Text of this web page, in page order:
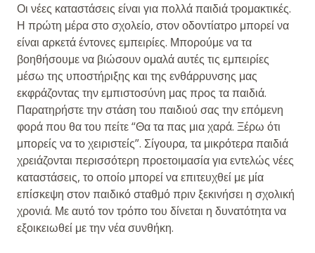
Οι νέες καταστάσεις είναι για πολλά παιδιά τρομακτικές.
Η πρώτη μέρα στο σχολείο, στον οδοντίατρο μπορεί να
είναι αρκετά έντονες εμπειρίες. Μπορούμε να τα
βοηθήσουμε να βιώσουν ομαλά αυτές τις εμπειρίες
μέσω της υποστήριξης και της ενθάρρυνσης μας
εκφράζοντας την εμπιστοσύνη μας προς τα παιδιά.
Παρατηρήστε την στάση του παιδιού σας την επόμενη
φορά που θα του πείτε “Θα τα πας μια χαρά. Ξέρω ότι
μπορείς να το χειριστείς”. Σίγουρα, τα μικρότερα παιδιά
χρειάζονται περισσότερη προετοιμασία για εντελώς νέες
καταστάσεις, το οποίο μπορεί να επιτευχθεί με μία
επίσκεψη στον παιδικό σταθμό πριν ξεκινήσει η σχολική
χρονιά. Με αυτό τον τρόπο του δίνεται η δυνατότητα να
εξοικειωθεί με την νέα συνθήκη.